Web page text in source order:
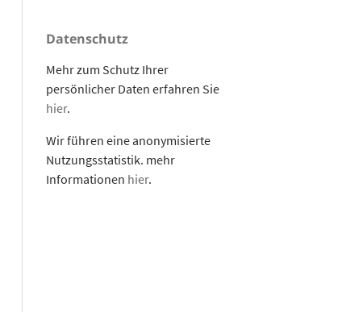
Datenschutz
Mehr zum Schutz Ihrer
persönlicher Daten erfahren Sie
hier.
Wir führen eine anonymisierte
Nutzungsstatistik. mehr
Informationen hier.